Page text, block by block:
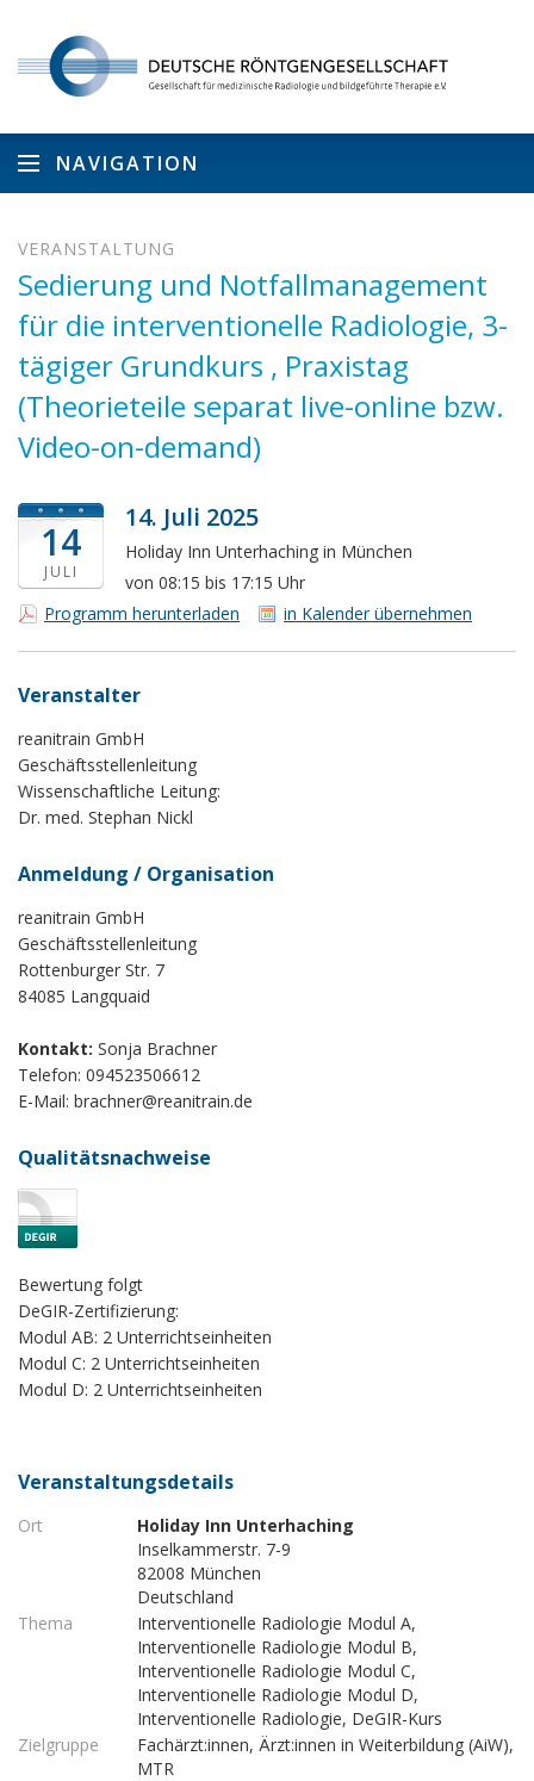
NAVIGATION
VERANSTALTUNG
Sedierung und Notfallmanagement
für die interventionelle Radiologie, 3-
tägiger Grundkurs , Praxistag
(Theorieteile separat live-online bzw.
Video-on-demand)
14
JULI
14. Juli 2025
Holiday Inn Unterhaching in München
von 08:15 bis 17:15 Uhr
Programm herunterladen
in Kalender übernehmen
Veranstalter
reanitrain GmbH
Geschäftsstellenleitung
Wissenschaftliche Leitung:
Dr. med. Stephan Nickl
Anmeldung / Organisation
reanitrain GmbH
Geschäftsstellenleitung
Rottenburger Str. 7
84085 Langquaid
Kontakt: Sonja Brachner
Telefon: 094523506612
E-Mail: brachner@reanitrain.de
Qualitätsnachweise
Bewertung folgt
DeGIR-Zertifizierung:
Modul AB: 2 Unterrichtseinheiten
Modul C: 2 Unterrichtseinheiten
Modul D: 2 Unterrichtseinheiten
Veranstaltungsdetails
Ort
Holiday Inn Unterhaching
Inselkammerstr. 7-9
82008 München
Deutschland
Thema
Interventionelle Radiologie Modul A,
Interventionelle Radiologie Modul B,
Interventionelle Radiologie Modul C,
Interventionelle Radiologie Modul D,
Interventionelle Radiologie, DeGIR-Kurs
Zielgruppe
Fachärzt:innen, Ärzt:innen in Weiterbildung (AiW),
MTR